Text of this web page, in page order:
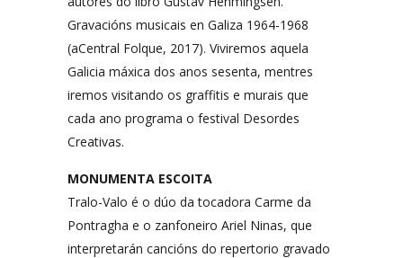
Gravacións musicais en Galiza 1964-1968
(aCentral Folque, 2017). Viviremos aquela
Galicia máxica dos anos sesenta, mentres
iremos visitando os graffitis e murais que
cada ano programa o festival Desordes
Creativas.
MONUMENTA ESCOITA
Tralo-Valo é o dúo da tocadora Carme da
Pontragha e o zanfoneiro Ariel Ninas, que
interpretarán cancións do repertorio gravado